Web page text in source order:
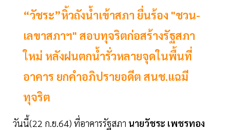
“วัชระ”หิ้วถังน้ำเข้าสภา ยื่นร้อง "ชวน-
เลขาสภาฯ" สอบทุจริตก่อสร้างรัฐสภา
ใหม่ หลังฝนตกน้ำรั่วหลายจุดในพื้นที่
อาคาร ยกคำอภิปรายอดีต สนช.แฉมี
ทุจริต
วันนี้(22 ก.ย.64) ที่อาคารรัฐสภา นายวัชระ เพชรทอง